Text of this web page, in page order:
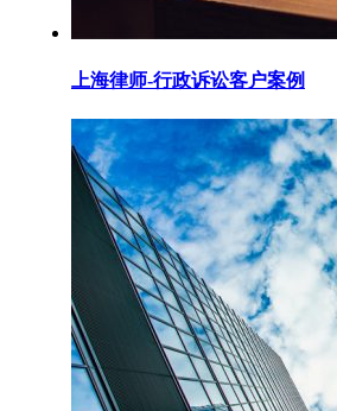
上海律师-行政诉讼客户案例